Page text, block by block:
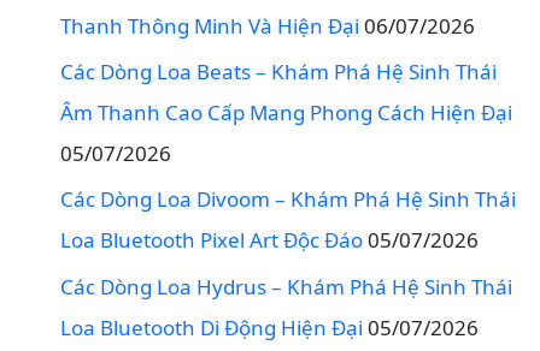
Thanh Thông Minh Và Hiện Đại 06/07/2026
Các Dòng Loa Beats – Khám Phá Hệ Sinh Thái
Âm Thanh Cao Cấp Mang Phong Cách Hiện Đại
05/07/2026
Các Dòng Loa Divoom – Khám Phá Hệ Sinh Thái
Loa Bluetooth Pixel Art Độc Đáo05/07/2026
Các Dòng Loa Hydrus – Khám Phá Hệ Sinh Thái
Loa Bluetooth Di Động Hiện Đại 05/07/2026